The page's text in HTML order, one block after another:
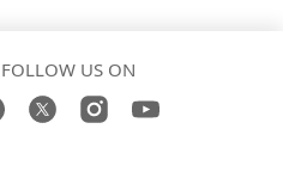
FOLLOW US ON